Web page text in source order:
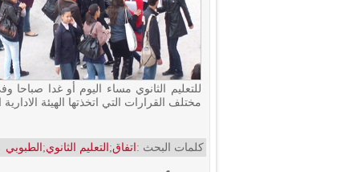
للتعليم الثانوي مساء اليوم أو غدا
مختلف القرارات التي اتخذتها الهيئة الادارية
كلمات البحث : اتفاق; التعليم الثانوي; الطبوبي